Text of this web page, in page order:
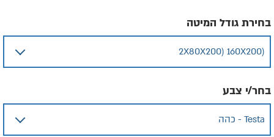
בחירת גודל המיטה
בחר/י צבע